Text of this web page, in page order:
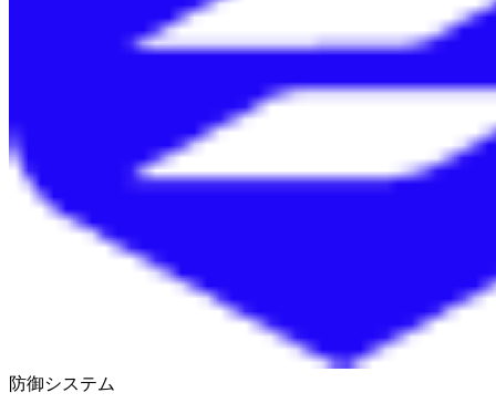
防御システム